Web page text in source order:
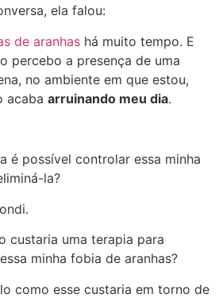
ela falou:
de aranhas há muito tempo. E
percebo a presença de uma
no ambiente em que estou,
acaba arruinando meu dia.
é possível controlar essa minha
la?
custaria uma terapia para
minha fobia de aranhas?
como esse custaria em torno de